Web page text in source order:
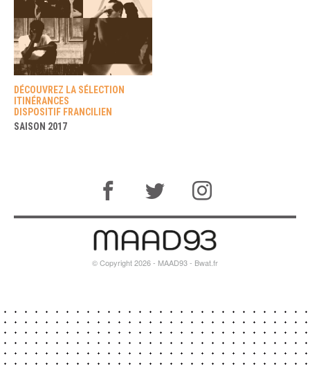
DÉCOUVREZ LA SÉLECTION
ITINÉRANCES
DISPOSITIF FRANCILIEN
SAISON 2017
© Copyright 2026 - MAAD93 - Bwat.fr